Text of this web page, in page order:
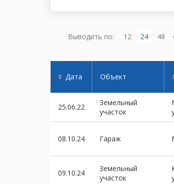
Выводить по: 12 24 48
Дата Объект
25.06.22
Земельный
участок
08.10.24 Гараж
09.10.24
Земельный
участок